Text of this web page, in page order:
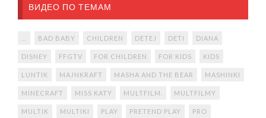
ВИДЕО ПО ТЕМАМ
BAD BABY CHILDREN DETEJ DETI DIANA
DISNEY FFGTV FOR CHILDREN FOR KIDS KIDS
LUNTIK MAJNKRAFT MASHA AND THE BEAR MASHINKI
MINECRAFT MISS KATY MULTFILM. MULTFILMY
MULTIK MULTIKI PLAY PRETEND PLAY PRO